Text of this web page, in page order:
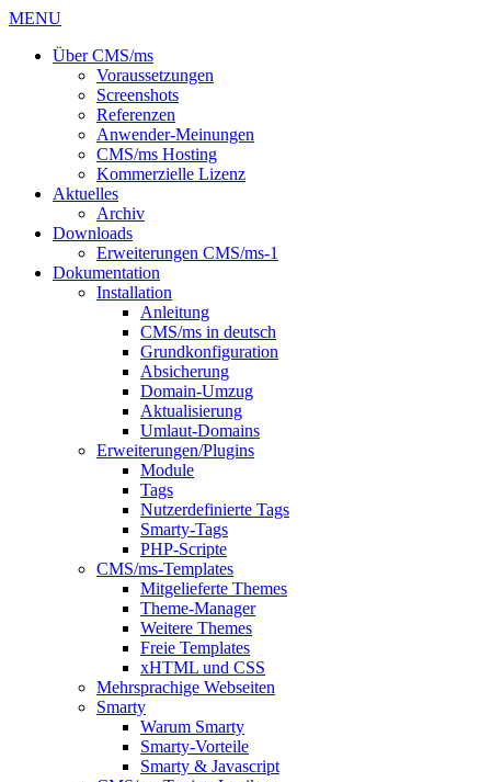
MENU
Über CMS/ms
Voraussetzungen
Screenshots
Referenzen
Anwender-Meinungen
CMS/ms Hosting
Kommerzielle Lizenz
Aktuelles
Archiv
Downloads
Erweiterungen CMS/ms-1
Dokumentation
Installation
Anleitung
CMS/ms in deutsch
Grundkonfiguration
Absicherung
Domain-Umzug
Aktualisierung
Umlaut-Domains
Erweiterungen/Plugins
Module
Tags
Nutzerdefinierte Tags
Smarty-Tags
PHP-Scripte
CMS/ms-Templates
Mitgelieferte Themes
Theme-Manager
Weitere Themes
Freie Templates
xHTML und CSS
Mehrsprachige Webseiten
Smarty
Warum Smarty
Smarty-Vorteile
Smarty & Javascript